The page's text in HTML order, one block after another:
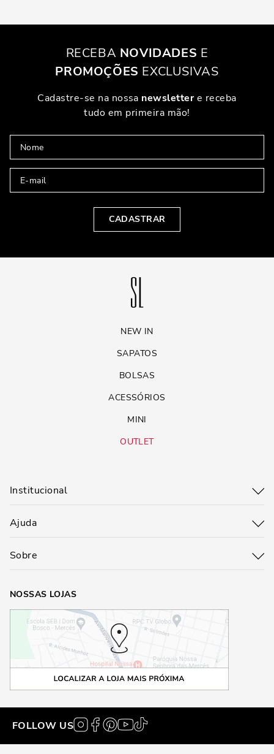
RECEBA NOVIDADES E
PROMOÇÕES EXCLUSIVAS
Cadastre-se na nossa newslettere receba
tudo em primeira mão!
CADASTRAR
NEW IN
SAPATOS
BOLSAS
ACESSÓRIOS
MINI
OUTLET
Institucional
Ajuda
Sobre
NOSSAS LOJAS
FOLLOW US